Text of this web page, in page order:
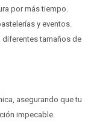
por más tiempo.
y eventos.
tamaños de
asegurando que tu
impecable.